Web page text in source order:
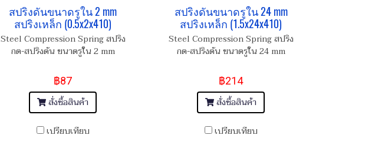
สปริงดันขนาดรูใน 2 mm
สปริงเหล็ก (0.5x2x410)
Steel Compression Spring สปริง
กด-สปริงดัน ขนาดรูใน 2 mm
฿87
สั่งซื้อสินค้า
เปรียบเทียบ
สปริงดันขนาดรูใน 24 mm
สปริงเหล็ก (1.5x24x410)
Steel Compression Spring สปริง
กด-สปริงดัน ขนาดรูใน 24 mm
฿214
สั่งซื้อสินค้า
เปรียบเทียบ